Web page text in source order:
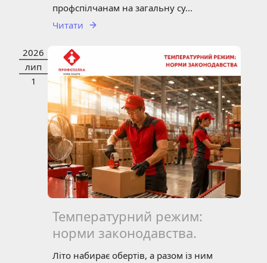
профспілчанам на загальну су...
Читати
2026
лип
1
НОВИНИ
Температурний режим:
норми законодавства.
Літо набирає обертів, а разом із ним